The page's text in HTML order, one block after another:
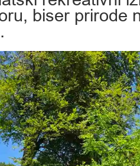
biser prirode